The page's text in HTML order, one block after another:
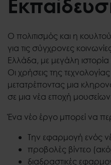
Ο πολιτισμός και η
για τις σύγχρονες
Ελλάδα, με μεγάλη
Οι χρήσεις της
μετατρέποντας μια
σε μια νέα εποχή
Ένα νέο έργο μπορεί να
Την εφαρμογή ενός
προβολές βίντεο
διαδραστικές